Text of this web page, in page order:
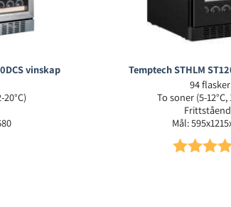
vinskap
20°C)
Temptech STHLM
94 flasker
To soner (5-12°C,
Mål:
Karakter: